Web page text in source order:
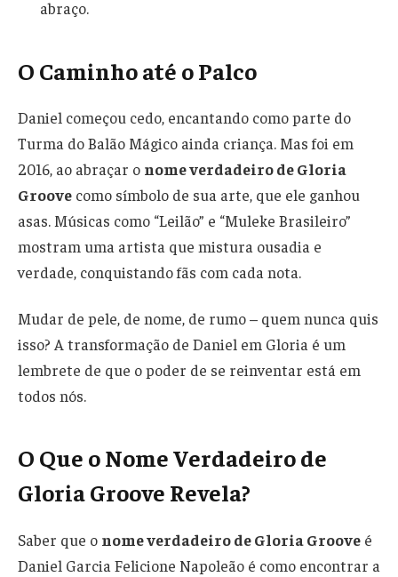
abraço.
O Caminho até o Palco
Daniel começou cedo, encantando como parte do
Turma do Balão Mágico ainda criança. Mas foi em
2016, ao abraçar o nome verdadeiro de Gloria
Groove como símbolo de sua arte, que ele ganhou
asas. Músicas como “Leilão” e “Muleke Brasileiro”
mostram uma artista que mistura ousadia e
verdade, conquistando fãs com cada nota.
Mudar de pele, de nome, de rumo – quem nunca quis
isso? A transformação de Daniel em Gloria é um
lembrete de que o poder de se reinventar está em
todos nós.
O Que o Nome Verdadeiro de
Gloria Groove Revela?
Saber que o nome verdadeiro de Gloria Groove é
Daniel Garcia Felicione Napoleão é como encontrar a